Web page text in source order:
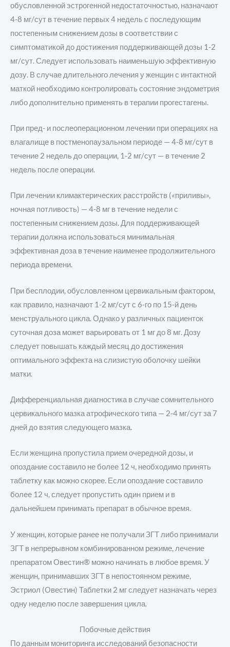
обусловленной эстрогенной недостаточностью, назначают
4-8 мг/сут в течение первых 4 недель с последующим
постепенным снижением дозы в соответствии с
симптоматикой до достижения поддерживающей дозы 1-2
мг/сут. Следует использовать наименьшую эффективную
дозу. В случае длительного лечения у женщин с интактной
маткой необходимо контролировать состояние эндометрия
либо дополнительно применять в терапии прогестагены.
При пред- и послеоперационном лечении при операциях на
влагалище в постменопаузальном периоде — 4-8 мг/сут в
течение 2 недель до операции, 1-2 мг/сут — в течение 2
недель после операции.
При лечении климактерических расстройств («приливы»,
ночная потливость) — 4-8 мг в течение недели с
постепенным снижением дозы. Для поддерживающей
терапии должна использоваться минимальная
эффективная доза в течение наименее продолжительного
периода времени.
При бесплодии, обусловленном цервикальным фактором,
как правило, назначают 1-2 мг/сут с 6-го по 15-й день
менструального цикла. Однако у различных пациенток
суточная доза может варьировать от 1 мг до 8 мг. Дозу
следует повышать каждый месяц до достижения
оптимального эффекта на слизистую оболочку шейки
матки.
Дифференциальная диагностика в случае сомнительного
цервикального мазка атрофического типа — 2-4 мг/сут за 7
дней до взятия следующего мазка.
Если женщина пропустила прием очередной дозы, и
опоздание составило не более 12 ч, необходимо принять
таблетку как можно скорее. Если опоздание составило
более 12 ч, следует пропустить один прием и в
дальнейшем принимать препарат в обычное время.
У женщин, которые ранее не получали ЗГТ либо принимали
ЗГТ в непрерывном комбинированном режиме, лечение
препаратом Овестин® можно начинать в любое время. У
женщин, принимавших ЗГТ в непостоянном режиме,
Эстриол (Овестин) Таблетки 2 мг следует назначать через
одну неделю после завершения цикла.
Побочные действия
По данным мониторинга исследований безопасности